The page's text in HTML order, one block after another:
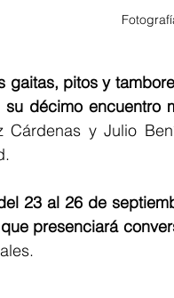
gaitas, pitos y
décimo encuentro
Cárdenas y Julio
23 al 26 de
presenciará